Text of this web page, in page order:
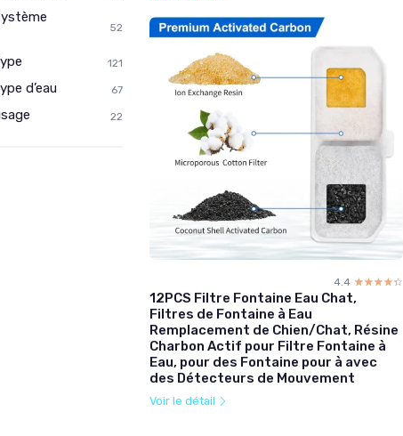
52
121
d’eau 67
22
4.4 ☆☆☆☆☆
★★★★★
12PCS Filtre Fontaine Eau Chat,
Filtres de Fontaine à Eau
Remplacement de Chien/Chat, Résine
Charbon Actif pour Filtre Fontaine à
Eau, pour des Fontaine pour à avec
des Détecteurs de Mouvement
Voir le détail